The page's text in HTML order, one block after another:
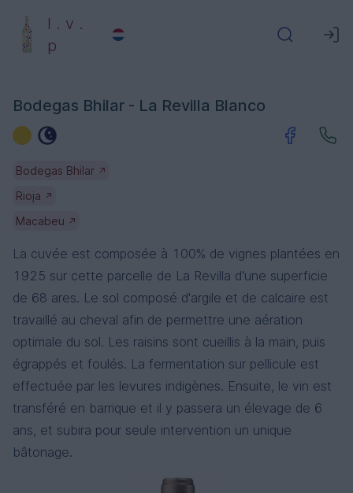
l . v .
p
Bodegas Bhilar - La Revilla Blanco
Bodegas Bhilar ↗
Rioja ↗
Macabeu ↗
La cuvée est composée à 100% de vignes plantées en
1925 sur cette parcelle de La Revilla d'une superficie
de 68 ares. Le sol composé d'argile et de calcaire est
travaillé au cheval afin de permettre une aération
optimale du sol. Les raisins sont cueillis à la main, puis
égrappés et foulés. La fermentation sur pellicule est
effectuée par les levures indigènes. Ensuite, le vin est
transféré en barrique et il y passera un élevage de 6
ans, et subira pour seule intervention un unique
bâtonage.